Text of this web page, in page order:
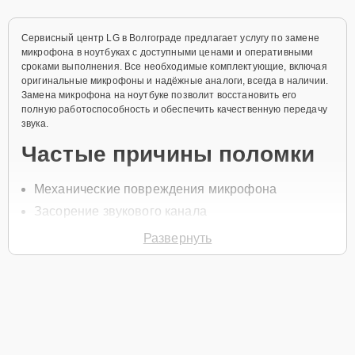
Сервисный центр LG в Волгограде предлагает услугу по замене
микрофона в ноутбуках с доступными ценами и оперативными
сроками выполнения. Все необходимые комплектующие, включая
оригинальные микрофоны и надёжные аналоги, всегда в наличии.
Замена микрофона на ноутбуке позволит восстановить его
полную работоспособность и обеспечить качественную передачу
звука.
Частые причины поломки
Механические повреждения микрофона
Засорение звукового канала
Попадание влаги в устройство
Развернуть